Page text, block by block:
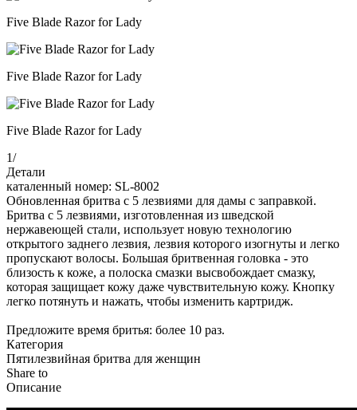
Five Blade Razor for Lady
Five Blade Razor for Lady
Five Blade Razor for Lady
1/
Детали
каталенный номер: SL-8002
Обновленная бритва с 5 лезвиями для дамы с заправкой.
Бритва с 5 лезвиями, изготовленная из шведской
нержавеющей стали, использует новую технологию
открытого заднего лезвия, лезвия которого изогнуты и легко
пропускают волосы. Большая бритвенная головка - это
близость к коже, а полоска смазки высвобождает смазку,
которая защищает кожу даже чувствительную кожу. Кнопку
легко потянуть и нажать, чтобы изменить картридж.
Предложите время бритья: более 10 раз.
Категория
Пятилезвийная бритва для женщин
Share to
Описание